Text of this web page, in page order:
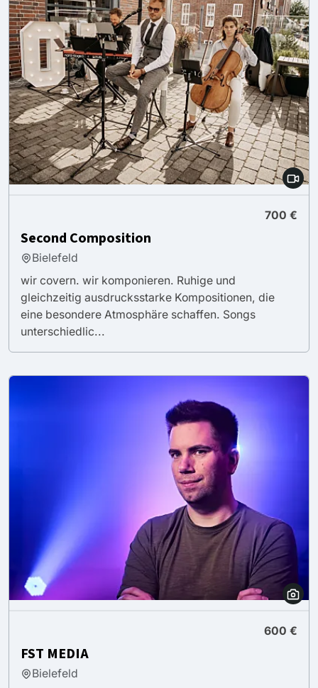
700 €
Second Composition
Bielefeld
wir covern. wir komponieren. Ruhige und
gleichzeitig ausdrucksstarke Kompositionen, die
eine besondere Atmosphäre schaffen. Songs
unterschiedlic...
600 €
FST MEDIA
Bielefeld